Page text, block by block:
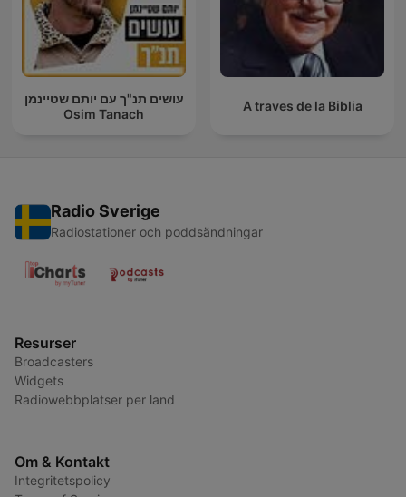
עושים תנ"ך עם יותם שטיינמן
Osim Tanach
A traves de la Biblia
Radio Sverige
Radiostationer och poddsändningar
Resurser
Broadcasters
Widgets
Radiowebbplatser per land
Om & Kontakt
Integritetspolicy